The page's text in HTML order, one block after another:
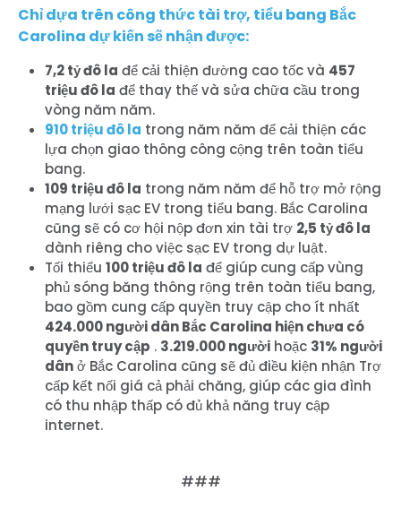
Chỉ dựa trên công thức tài trợ, tiểu bang Bắc
Carolina dự kiến sẽ nhận được:
7,2 tỷ đô la để cải thiện đường cao tốc và 457
triệu đô la để thay thế và sửa chữa cầu trong
vòng năm năm.
910 triệu đô la trong năm năm để cải thiện các
lựa chọn giao thông công cộng trên toàn tiểu
bang.
109 triệu đô la trong năm năm để hỗ trợ mở rộng
mạng lưới sạc EV trong tiểu bang. Bắc Carolina
cũng sẽ có cơ hội nộp đơn xin tài trợ 2,5 tỷ đô la
dành riêng cho việc sạc EV trong dự luật.
Tối thiểu 100 triệu đô la để giúp cung cấp vùng
phủ sóng băng thông rộng trên toàn tiểu bang,
bao gồm cung cấp quyền truy cập cho ít nhất
424.000 người dân Bắc Carolina hiện chưa có
quyền truy cập . 3.219.000 người hoặc 31% người
dânở Bắc Carolina cũng sẽ đủ điều kiện nhận Trợ
cấp kết nối giá cả phải chăng, giúp các gia đình
có thu nhập thấp có đủ khả năng truy cập
internet.
###